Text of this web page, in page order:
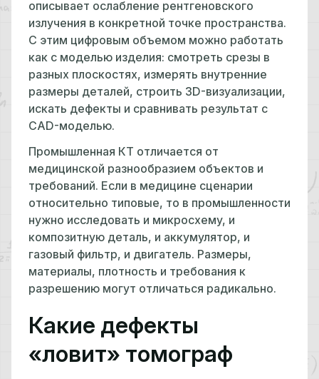
описывает ослабление рентгеновского
излучения в конкретной точке пространства.
С этим цифровым объемом можно работать
как с моделью изделия: смотреть срезы в
разных плоскостях, измерять внутренние
размеры деталей, строить 3D-визуализации,
искать дефекты и сравнивать результат с
CAD-моделью.
Промышленная КТ отличается от
медицинской разнообразием объектов и
требований. Если в медицине сценарии
относительно типовые, то в промышленности
нужно исследовать и микросхему, и
композитную деталь, и аккумулятор, и
газовый фильтр, и двигатель. Размеры,
материалы, плотность и требования к
разрешению могут отличаться радикально.
Какие дефекты
«ловит» томограф